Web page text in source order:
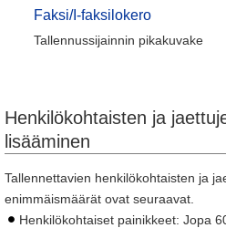
Faksi/I-faksilokero
Tallennussijainnin pikakuvake
Henkilökohtaisten ja
lisääminen
Tallennettavien henkilökohtaisten ja
enimmäismäärät ovat seuraavat.
Henkilökohtaiset painikkeet: Jopa